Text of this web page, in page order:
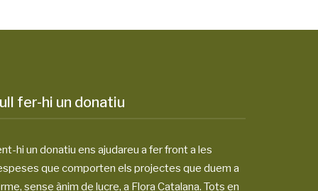
fer-hi un donatiu
hi un donatiu ens ajudareu a fer front a les
que comporten els projectes que duem a
sense ànim de lucre, a Flora Catalana. Tots en